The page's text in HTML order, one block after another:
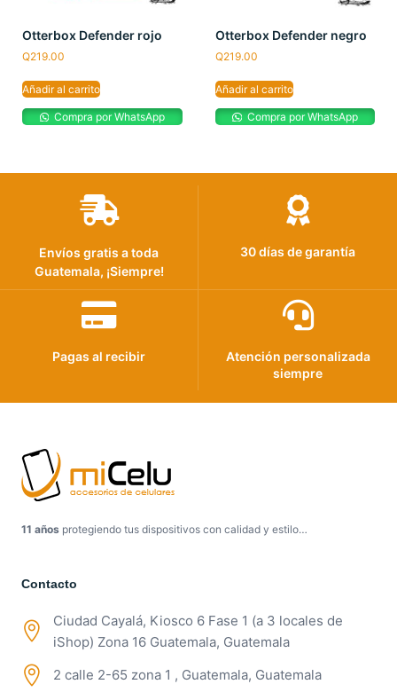
Otterbox Defender rojo
Q219.00
Añadir al carrito
Compra por WhatsApp
Otterbox Defender negro
Q219.00
Añadir al carrito
Compra por WhatsApp
Envíos gratis a toda
Guatemala, ¡Siempre!
30 días de garantía
Pagas al recibir
Atención personalizada
siempre
11 años protegiendo tus dispositivos con calidad y estilo…
Contacto
Ciudad Cayalá, Kiosco 6 Fase 1 (a 3 locales de
iShop) Zona 16 Guatemala, Guatemala
2 calle 2-65 zona 1 , Guatemala, Guatemala